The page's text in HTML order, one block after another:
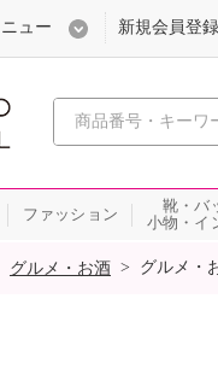
心おどる
ュー 新規会員登録
ファッション
靴・バ
小物・イ
グルメ・お酒 > グルメ・